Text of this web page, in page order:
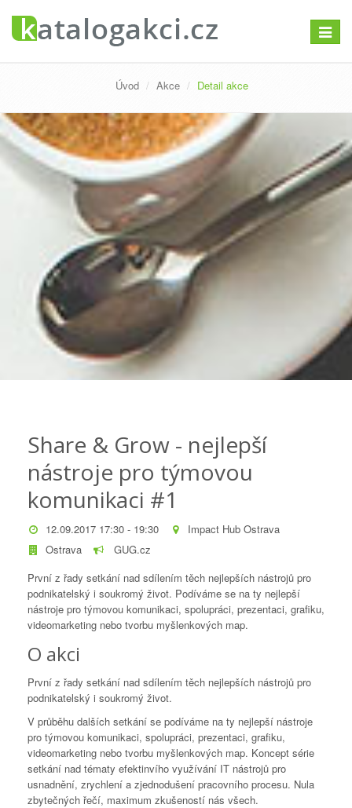
Úvod Akce Detail akce
Share & Grow - nejlepší
nástroje pro týmovou
komunikaci #1
12.09.2017 17:30 - 19:30
Impact Hub Ostrava
Ostrava
GUG.cz
První z řady setkání nad sdílením těch nejlepších nástrojů pro
podnikatelský i soukromý život. Podíváme se na ty nejlepší
nástroje pro týmovou komunikaci, spolupráci, prezentaci, grafiku,
videomarketing nebo tvorbu myšlenkových map.
O akci
První z řady setkání nad sdílením těch nejlepších nástrojů pro
podnikatelský i soukromý život.
V průběhu dalších setkání se podíváme na ty nejlepší nástroje
pro týmovou komunikaci, spolupráci, prezentaci, grafiku,
videomarketing nebo tvorbu myšlenkových map. Koncept série
setkání nad tématy efektinvího využívání IT nástrojů pro
usnadnění, zrychlení a zjednodušení pracovního procesu. Nula
zbytečných řečí, maximum zkušeností nás všech.